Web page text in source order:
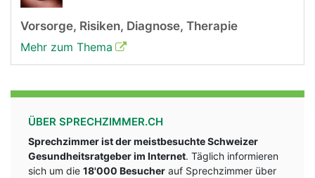
Vorsorge, Risiken, Diagnose, Therapie
Mehr zum Thema
ÜBER SPRECHZIMMER.CH
Sprechzimmer ist der meistbesuchte Schweizer
Gesundheitsratgeber im Internet. Täglich informieren
sich um die 18'000 Besucher auf Sprechzimmer über